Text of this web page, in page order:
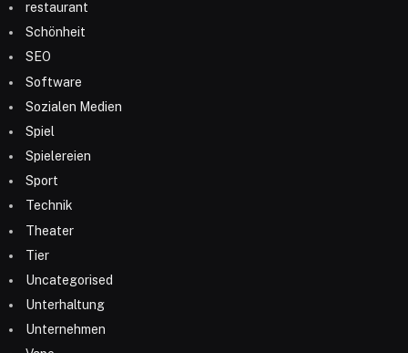
restaurant
Schönheit
SEO
Software
Sozialen Medien
Spiel
Spielereien
Sport
Technik
Theater
Tier
Uncategorised
Unterhaltung
Unternehmen